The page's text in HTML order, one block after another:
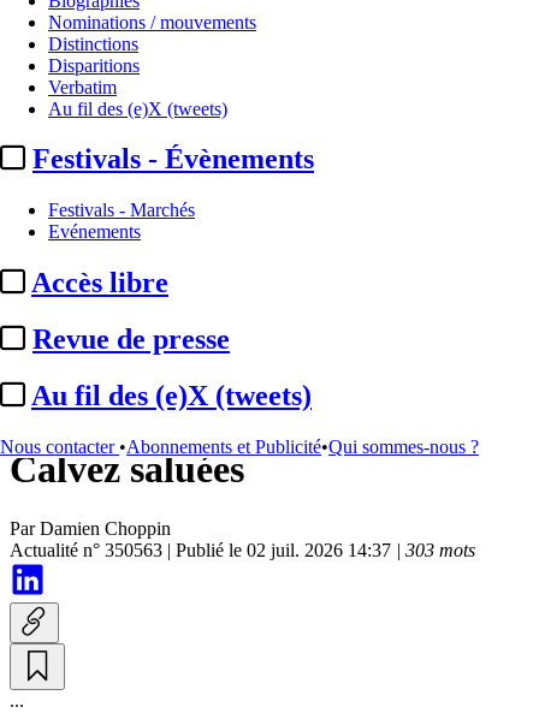
Nominations / mouvements
Distinctions
Disparitions
Verbatim
Au fil des (e)X (tweets)
Festivals - Évènements
Festivals - Marchés
Evénements
Accès libre
Revue de presse
Au fil des (e)X (tweets)
Nous contacter •Abonnements et Publicité•Qui sommes-nous ?
Institutionnel
IA / SACD :les
recommandations du rapport
Calvez saluées
ParDamien Choppin
Actualité n° 350563 | Publié le 02 juil. 2026 14:37 | 303 mots
...